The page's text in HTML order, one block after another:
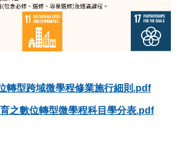
轉型跨域微學程修業施行細則.pdf
之數位轉型微學程科目學分表.pdf